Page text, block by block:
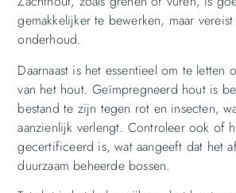
gemakkelijker te bewerken, maar
onderhoud.
Daarnaast is het essentieel om te letten
van het hout. Geïmpregneerd hout is
bestand te zijn tegen rot en insecten,
aanzienlijk verlengt. Controleer ook of
gecertificeerd is, wat aangeeft dat het
duurzaam beheerde bossen.